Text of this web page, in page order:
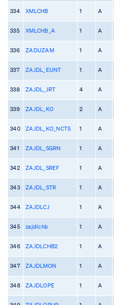
334 XMLCHB 1 A
335 XMLCHB_A 1 A
336 ZADUZAM 1 A
337 ZAJDL_EUNT 1 A
338 ZAJDL_JRT 4 A
339 ZAJDL_KO 2 A
340 ZAJDL_KO_NCTS 1 A
341 ZAJDL_SGRN 1 A
342 ZAJDL_SREF 1 A
343 ZAJDL_STR 1 A
344 ZAJDLCJ 1 A
345 zajdlchb 1 A
346 ZAJDLCHB2 1 A
347 ZAJDLMON 1 A
348 ZAJDLOPE 1 A